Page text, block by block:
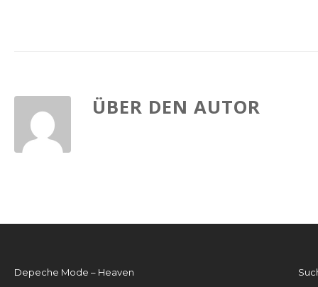
ÜBER DEN AUTOR
Depeche Mode – Heaven